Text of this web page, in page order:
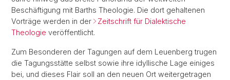
Beschäftigung mit Barths Theologie. Die dort gehaltenen
Vorträge werden in der
Zeitschrift für Dialektische
Theologie veröffentlicht.
Zum Besonderen der Tagungen auf dem Leuenberg trugen
die Tagungsstätte selbst sowie ihre idyllische Lage einiges
bei, und dieses Flair soll an den neuen Ort weitergetragen